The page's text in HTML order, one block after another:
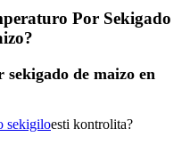
Por Sekigado
de maizo en
sekigiloesti kontrolita?